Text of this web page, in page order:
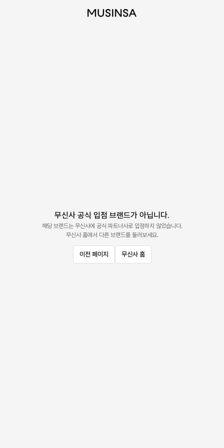
무신사 공식 입점 브랜드가 아닙니다.
해당 브랜드는 무신사에 공식 파트너사로 입점하지 않았습니다.
무신사 홈에서 다른 브랜드를 둘러보세요.
이전 페이지 무신사 홈